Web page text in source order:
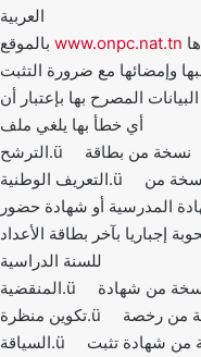
العربية
www.onpc.nat.tn
وإمضائها مع ضرورة التثبت
المصرح بها بإعتبار أن
أي خطأ بها يلغي ملف
الترشح.ü نسخة من بطاقة
التعريف الوطنية.ü نسخة من
المدرسية أو شهادة حضور
إجباريا بآخر بطاقة الأعداد
للسنة الدراسية
المنقضية.ü نسخة من شهادة
تكوين منظرة.ü نسخة من رخصة
السياقة.ü نسخة من شهادة تثبت